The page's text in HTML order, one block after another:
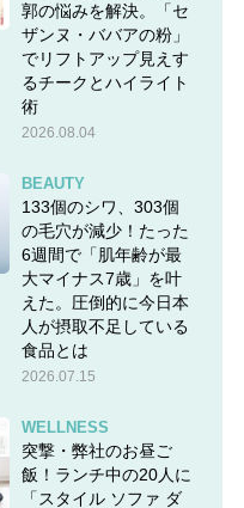
郭の悩みを解決。「セ
ザンヌ・ババアの粉」
でリフトアップ見えす
るチークとハイライト
術
2026.08.04
BEAUTY
133個のシワ、303個
の毛穴が減少！たった
6週間で「肌年齢が最
大マイナス7歳」を叶
えた。圧倒的に今日本
人が摂取不足している
食品とは
2026.07.15
WELLNESS
突撃・弊社のお昼ご
飯！ランチ中の20人に
「スタイル ソファ ダ